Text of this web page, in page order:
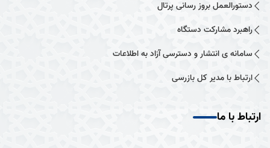
دستورالعمل بروز رسانی پرتال
راهبرد مشارکت دستگاه
سامانه ی انتشار و دسترسی آزاد به اطلاعات
ارتباط با مدیر کل بازرسی
ارتباط با ما